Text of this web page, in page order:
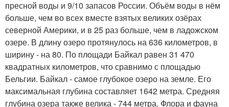
пресной воды и 9/10 запасов России. Объём воды в нём
больше, чем во всех вместе взятых великих озёрах
северной Америки, и в 25 раз больше, чем в ладожском
озере. В длину озеро протянулось на 636 километров, в
ширину - на 80. По площади Байкал равен 31 470
квадратных километров, что сравнимо с площадью
Бельгии. Байкал - самое глубокое озеро на земле. Его
максимальная глубина составляет 1642 метра. Средняя
глубина озера также велика - 744 метра. Флора и фауна